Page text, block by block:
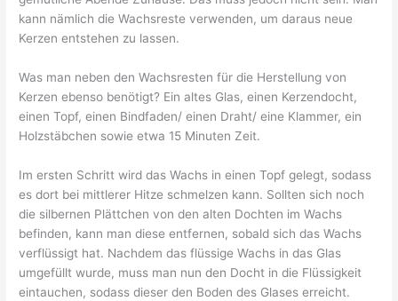
kann nämlich die Wachsreste verwenden, um daraus neue
Kerzen entstehen zu lassen.
Was man neben den Wachsresten für die Herstellung von
Kerzen ebenso benötigt? Ein altes Glas, einen Kerzendocht,
einen Topf, einen Bindfaden/ einen Draht/ eine Klammer, ein
Holzstäbchen sowie etwa 15 Minuten Zeit.
Im ersten Schritt wird das Wachs in einen Topf gelegt, sodass
es dort bei mittlerer Hitze schmelzen kann. Sollten sich noch
die silbernen Plättchen von den alten Dochten im Wachs
befinden, kann man diese entfernen, sobald sich das Wachs
verflüssigt hat. Nachdem das flüssige Wachs in das Glas
umgefüllt wurde, muss man nun den Docht in die Flüssigkeit
eintauchen, sodass dieser den Boden des Glases erreicht.